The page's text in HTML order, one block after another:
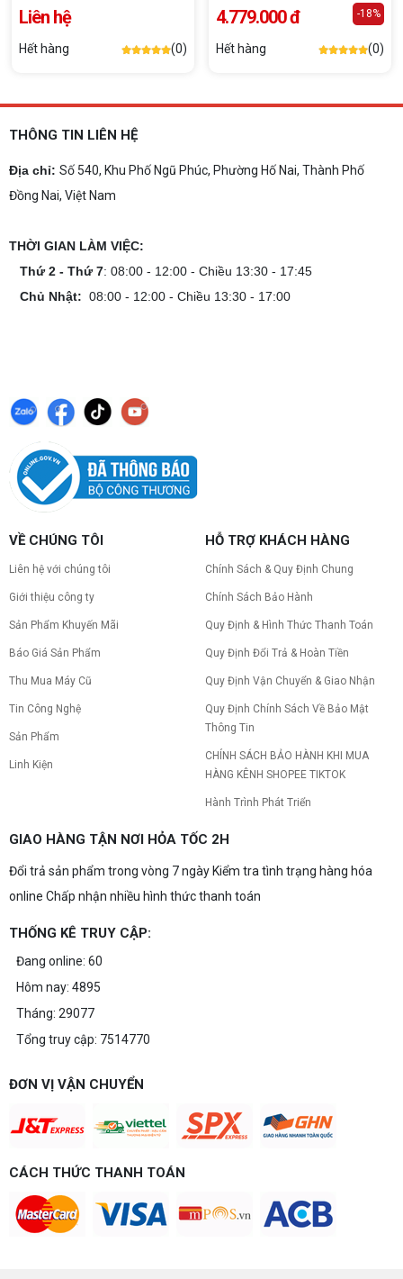
Liên hệ
Hết hàng (0)
4.779.000 đ -18%
Hết hàng (0)
THÔNG TIN LIÊN HỆ
Địa chỉ: Số 540, Khu Phố Ngũ Phúc, Phường Hố Nai, Thành Phố
Đồng Nai, Việt Nam
THỜI GIAN LÀM VIỆC:
Thứ 2 - Thứ 7: 08:00 - 12:00 - Chiều 13:30 - 17:45
Chủ Nhật: 08:00 - 12:00 - Chiều 13:30 - 17:00
VỀ CHÚNG TÔI
Liên hệ với chúng tôi
Giới thiệu công ty
Sản Phẩm Khuyến Mãi
Báo Giá Sản Phẩm
Thu Mua Máy Cũ
Tin Công Nghệ
Sản Phẩm
Linh Kiện
HỖ TRỢ KHÁCH HÀNG
Chính Sách & Quy Định Chung
Chính Sách Bảo Hành
Quy Định & Hình Thức Thanh Toán
Quy Định Đổi Trả & Hoàn Tiền
Quy Định Vận Chuyển & Giao Nhận
Quy Định Chính Sách Về Bảo Mật
Thông Tin
CHÍNH SÁCH BẢO HÀNH KHI MUA
HÀNG KÊNH SHOPEE TIKTOK
Hành Trình Phát Triển
GIAO HÀNG TẬN NƠI HỎA TỐC 2H
Đổi trả sản phẩm trong vòng 7 ngày Kiểm tra tình trạng hàng hóa
online Chấp nhận nhiều hình thức thanh toán
THỐNG KÊ TRUY CẬP:
Đang online: 60
Hôm nay: 4895
Tháng: 29077
Tổng truy cập: 7514770
ĐƠN VỊ VẬN CHUYỂN
CÁCH THỨC THANH TOÁN